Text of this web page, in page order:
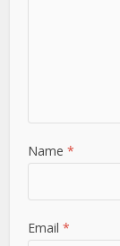
Name*
Email*